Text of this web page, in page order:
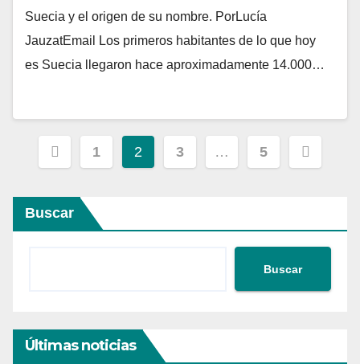
Suecia y el origen de su nombre. PorLucía
JauzatEmail Los primeros habitantes de lo que hoy
es Suecia llegaron hace aproximadamente 14.000…
Paginación
entradas
1 2 3 … 5
Buscar
Buscar
Últimas noticias